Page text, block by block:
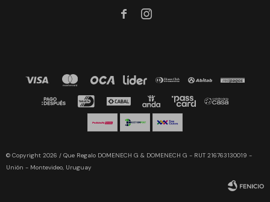
 
© Copyright 2026 / Que Regalo DOMENECH G & DOMENECH G - RUT 216763130019 -
Unión - Montevideo, Uruguay